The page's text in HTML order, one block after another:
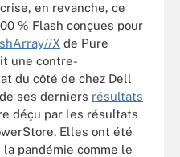
en revanche, ce
% Flash conçues pour
X de Pure
une contre-
du côté de chez Dell
ses derniers résultats
déçu par les résultats
Elles ont été
pandémie comme le